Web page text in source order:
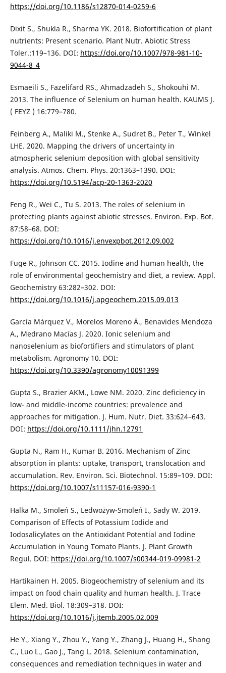
https://doi.org/10.1186/s12870-014-0259-6
Dixit S., Shukla R., Sharma YK. 2018. Biofortification of plant
nutrients: Present scenario. Plant Nutr. Abiotic Stress
Toler.:119–136. DOI: https://doi.org/10.1007/978-981-10-
9044-8_4
Esmaeili S., Fazelifard RS., Ahmadzadeh S., Shokouhi M.
2013. The influence of Selenium on human health. KAUMS J.
( FEYZ ) 16:779–780.
Feinberg A., Maliki M., Stenke A., Sudret B., Peter T., Winkel
LHE. 2020. Mapping the drivers of uncertainty in
atmospheric selenium deposition with global sensitivity
analysis. Atmos. Chem. Phys. 20:1363–1390. DOI:
https://doi.org/10.5194/acp-20-1363-2020
Feng R., Wei C., Tu S. 2013. The roles of selenium in
protecting plants against abiotic stresses. Environ. Exp. Bot.
87:58–68. DOI:
https://doi.org/10.1016/j.envexpbot.2012.09.002
Fuge R., Johnson CC. 2015. Iodine and human health, the
role of environmental geochemistry and diet, a review. Appl.
Geochemistry 63:282–302. DOI:
https://doi.org/10.1016/j.apgeochem.2015.09.013
García Márquez V., Morelos Moreno Á., Benavides Mendoza
A., Medrano Macías J. 2020. Ionic selenium and
nanoselenium as biofortifiers and stimulators of plant
metabolism. Agronomy 10. DOI:
https://doi.org/10.3390/agronomy10091399
Gupta S., Brazier AKM., Lowe NM. 2020. Zinc deficiency in
low- and middle-income countries: prevalence and
approaches for mitigation. J. Hum. Nutr. Diet. 33:624–643.
DOI: https://doi.org/10.1111/jhn.12791
Gupta N., Ram H., Kumar B. 2016. Mechanism of Zinc
absorption in plants: uptake, transport, translocation and
accumulation. Rev. Environ. Sci. Biotechnol. 15:89–109. DOI:
https://doi.org/10.1007/s11157-016-9390-1
Halka M., Smoleń S., Ledwożyw-Smoleń I., Sady W. 2019.
Comparison of Effects of Potassium Iodide and
Iodosalicylates on the Antioxidant Potential and Iodine
Accumulation in Young Tomato Plants. J. Plant Growth
Regul. DOI: https://doi.org/10.1007/s00344-019-09981-2
Hartikainen H. 2005. Biogeochemistry of selenium and its
impact on food chain quality and human health. J. Trace
Elem. Med. Biol. 18:309–318. DOI:
https://doi.org/10.1016/j.jtemb.2005.02.009
He Y., Xiang Y., Zhou Y., Yang Y., Zhang J., Huang H., Shang
C., Luo L., Gao J., Tang L. 2018. Selenium contamination,
consequences and remediation techniques in water and